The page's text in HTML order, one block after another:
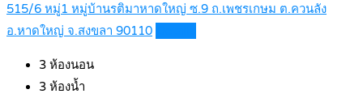
515/6 หมู่1 หมู่บ้านรติมาหาดใหญ่ ซ.9 ถ.เพชรเกษม ต.ควนลัง
อ.หาดใหญ่ จ.สงขลา 90110
3 ห้องนอน
3 ห้องน้ำ